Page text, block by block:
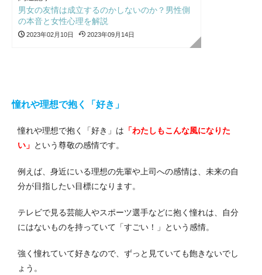
男女の友情は成立するのかしないのか？男性側
の本音と女性心理を解説
2023年02月10日 2023年09月14日
憧れや理想で抱く「好き」
憧れや理想で抱く「好き」は 「わたしもこんな風になりた
い」 という尊敬の感情です。
例えば、身近にいる理想の先輩や上司への感情は、未来の自
分が目指したい目標になります。
テレビで見る芸能人やスポーツ選手などに抱く憧れは、自分
にはないものを持っていて「すごい！」という感情。
強く憧れていて好きなので、ずっと見ていても飽きないでし
ょう。